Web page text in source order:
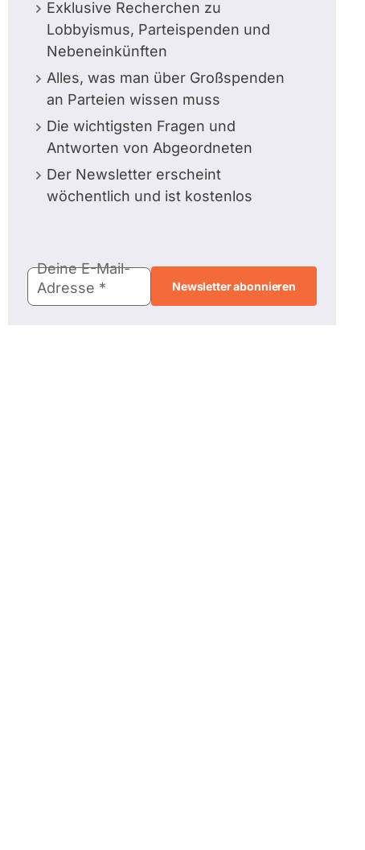
Exklusive Recherchen zu
Lobbyismus, Parteispenden und
Nebeneinkünften
Alles, was man über Großspenden
an Parteien wissen muss
Die wichtigsten Fragen und
Antworten von Abgeordneten
Der Newsletter erscheint
wöchentlich und ist kostenlos
Mail-
Adresse
Deine E-Mail-
Adresse